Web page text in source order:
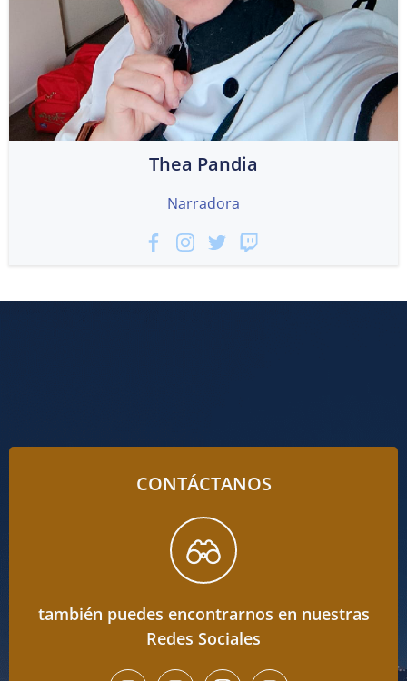
Thea Pandia
Narradora
CONTÁCTANOS
también puedes encontrarnos en nuestras
Redes Sociales